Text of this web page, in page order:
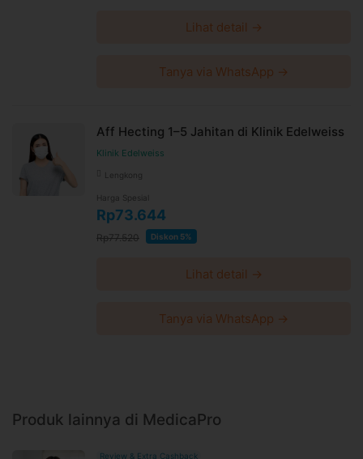
Lihat detail →
Tanya via WhatsApp →
Aff Hecting 1–5 Jahitan di Klinik Edelweiss
Klinik Edelweiss
Lengkong
Harga Spesial
Rp73.644
Rp77.520 Diskon 5%
Lihat detail →
Tanya via WhatsApp →
Produk lainnya di MedicaPro
Review & Extra Cashback